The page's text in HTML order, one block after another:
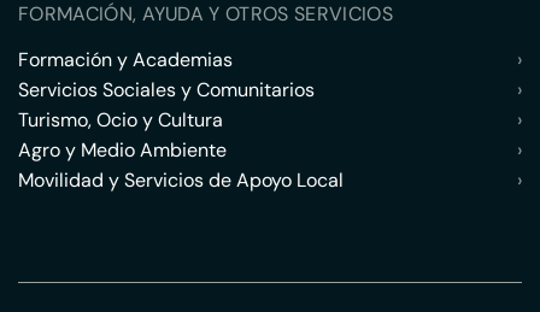
FORMACIÓN, AYUDA Y OTROS SERVICIOS
Formación y Academias
›
Servicios Sociales y Comunitarios
›
Turismo, Ocio y Cultura
›
Agro y Medio Ambiente
›
Movilidad y Servicios de Apoyo Local
›